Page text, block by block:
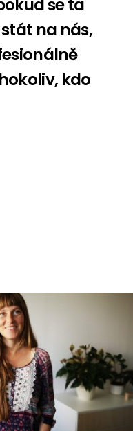
se ta
na nás,
kdo